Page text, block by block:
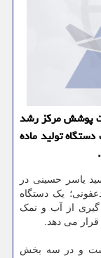
پوشش مرکز رشد
تولید ماده
یاسر حسینی در
یک دستگاه
گیری از آب و نمک
قرار می دهد.
و در سه بخش